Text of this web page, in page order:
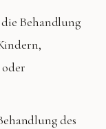
Behandlung
des